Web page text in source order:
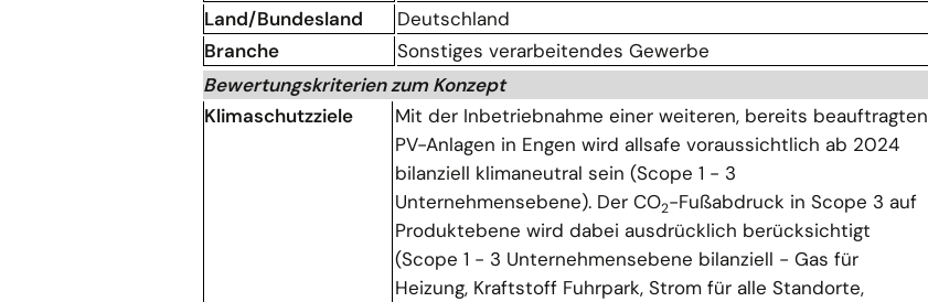
Land/Bundesland
Deutschland
Branche
Sonstiges verarbeitendes Gewerbe
Bewertungskriterien zum Konzept
Klimaschutzziele
Mit der Inbetriebnahme einer weiteren, bereits beauftragten
PV-Anlagen in Engen wird allsafe voraussichtlich ab 2024
bilanziell klimaneutral sein (Scope 1 - 3
Unternehmensebene). Der CO2-Fußabdruck in Scope 3 auf
Produktebene wird dabei ausdrücklich berücksichtigt
(Scope 1 - 3 Unternehmensebene bilanziell - Gas für
Heizung, Kraftstoff Fuhrpark, Strom für alle Standorte,